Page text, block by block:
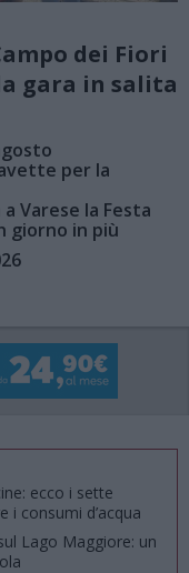
dei Fiori
gara in salita
per la
Varese la Festa
giorno in più
ecco i sette
i consumi d’acqua
Lago Maggiore: un